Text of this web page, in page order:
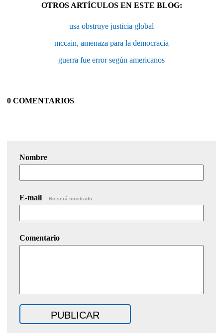
OTROS ARTÍCULOS EN ESTE BLOG:
usa obstruye justicia global
mccain, amenaza para la democracia
guerra fue error según americanos
0 COMENTARIOS
Nombre
E-mail No será mostrado.
Comentario